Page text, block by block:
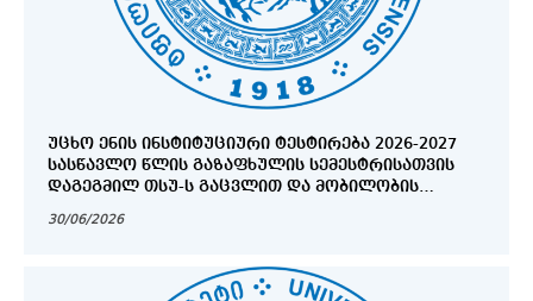
ᲣᲪᲮᲝ ᲔᲜᲘᲡ ᲘᲜᲡᲢᲘᲢᲣᲪᲘᲣᲠᲘ ᲢᲔᲡᲢᲘᲠᲔᲑᲐ 2026-2027
ᲡᲐᲡᲬᲐᲕᲚᲝ ᲬᲚᲘᲡ ᲒᲐᲖᲐᲤᲮᲣᲚᲘᲡ ᲡᲔᲛᲔᲡᲢᲠᲘᲡᲐᲗᲕᲘᲡ
ᲓᲐᲒᲔᲒᲛᲘᲚ ᲗᲡᲣ-Ს ᲒᲐᲪᲕᲚᲘᲗ ᲓᲐ ᲛᲝᲑᲘᲚᲝᲑᲘᲡ
ᲡᲢᲣᲓᲔᲜᲢᲔᲑᲘᲡᲐᲗᲕᲘᲡ
30/06/2026